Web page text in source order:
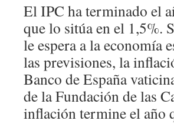
El IPC ha terminado el
que lo sitúa en el 1,5%.
le espera a la economía
las previsiones, la
Banco de España
de la Fundación de las
inflación termine el año